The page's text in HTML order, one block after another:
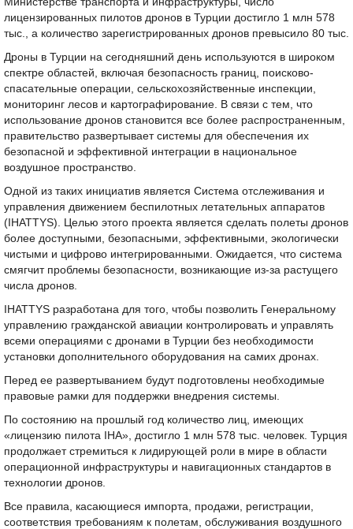
лицензированных пилотов дронов в Турции достигло 1 млн 578
тыс., а количество зарегистрированных дронов превысило 80 тыс.
Дроны в Турции на сегодняшний день используются в широком
спектре областей, включая безопасность границ, поисково-
спасательные операции, сельскохозяйственные инспекции,
мониторинг лесов и картографирование. В связи с тем, что
использование дронов становится все более распространенным,
правительство развертывает системы для обеспечения их
безопасной и эффективной интеграции в национальное
воздушное пространство.
Одной из таких инициатив является Система отслеживания и
управления движением беспилотных летательных аппаратов
(IHATTYS). Целью этого проекта является сделать полеты дронов
более доступными, безопасными, эффективными, экологически
чистыми и цифрово интегрированными. Ожидается, что система
смягчит проблемы безопасности, возникающие из-за растущего
числа дронов.
IHATTYS разработана для того, чтобы позволить Генеральному
управлению гражданской авиации контролировать и управлять
всеми операциями с дронами в Турции без необходимости
установки дополнительного оборудования на самих дронах.
Перед ее развертыванием будут подготовлены необходимые
правовые рамки для поддержки внедрения системы.
По состоянию на прошлый год количество лиц, имеющих
«лицензию пилота IHA», достигло 1 млн 578 тыс. человек. Турция
продолжает стремиться к лидирующей роли в мире в области
операционной инфраструктуры и навигационных стандартов в
технологии дронов.
Все правила, касающиеся импорта, продажи, регистрации,
соответствия требованиям к полетам, обслуживания воздушного